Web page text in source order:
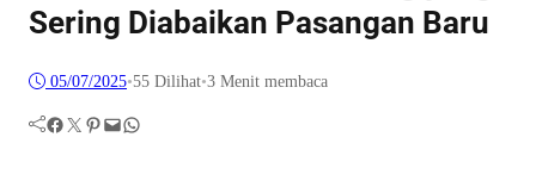
Sering Diabaikan Pasangan Baru
05/07/2025•55 Dilihat•3 Menit membaca
Facebook Twitter Pinterest Mail WhatsApp